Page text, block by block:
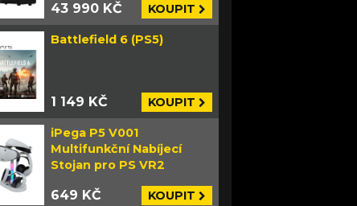
43 990 KČ KOUPIT
Battlefield 6 (PS5)
1 149 KČ KOUPIT
iPega P5 V001
Multifunkční Nabíjecí
Stojan pro PS VR2
649 KČ KOUPIT